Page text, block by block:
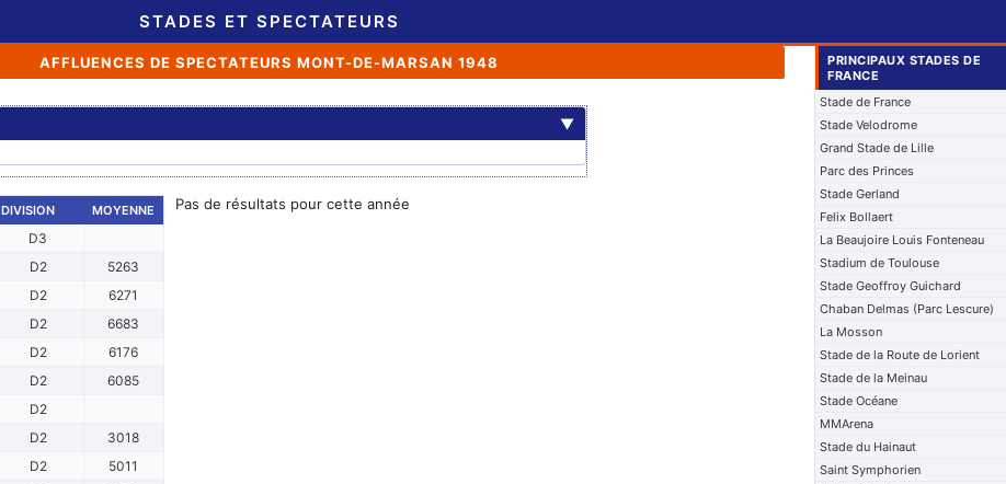
STADES ET SPECTATEURS
AFFLUENCES DE SPECTATEURS MONT-DE-MARSAN 1948
▼
DIVISION MOYENNE
D3
D2
5263
D2
6271
D2
6683
D2
6176
D2
6085
D2
D2
3018
D2
5011
Pas de résultats pour cette année
PRINCIPAUX STADES DE
FRANCE
Stade de France
Stade Velodrome
Grand Stade de Lille
Parc des Princes
Stade Gerland
Felix Bollaert
La Beaujoire Louis Fonteneau
Stadium de Toulouse
Stade Geoffroy Guichard
Chaban Delmas (Parc Lescure)
La Mosson
Stade de la Route de Lorient
Stade de la Meinau
Stade Océane
MMArena
Stade du Hainaut
Saint Symphorien